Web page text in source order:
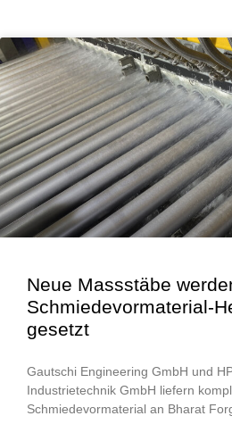
Neue Massstäbe
Schmiedevormaterial-
gesetzt
Gautschi Engineering GmbH und
Industrietechnik GmbH liefern
Schmiedevormaterial an Bharat